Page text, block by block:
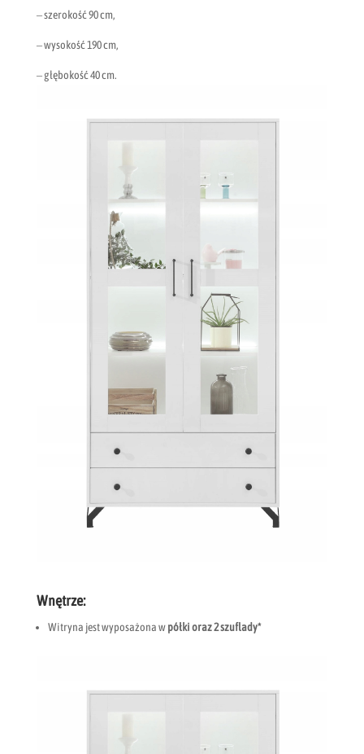
– szerokość 90 cm,
– wysokość 190 cm,
– głębokość 40 cm.
Wnętrze:
Witryna jest wyposażona wpółki oraz 2 szuflady*